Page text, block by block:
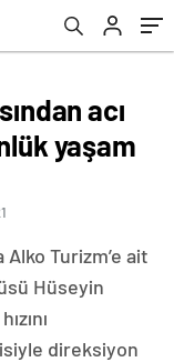
acı
yaşam
Turizm’e ait
Hüseyin
direksiyon